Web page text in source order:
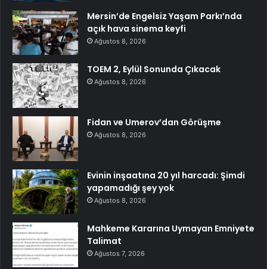
Mersin’de Engelsiz Yaşam Parkı’nda
açık hava sinema keyfi
Ağustos 8, 2026
TOEM 2, Eylül Sonunda Çıkacak
Ağustos 8, 2026
Fidan ve Umerov’dan Görüşme
Ağustos 8, 2026
Evinin inşaatına 20 yıl harcadı: Şimdi
yapamadığı şey yok
Ağustos 8, 2026
Mahkeme Kararına Uymayan Emniyete
Talimat
Ağustos 7, 2026